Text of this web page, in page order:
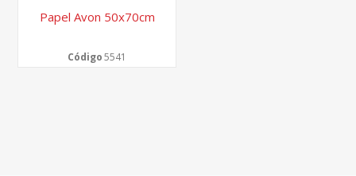
Papel Avon 50x70cm
Código5541